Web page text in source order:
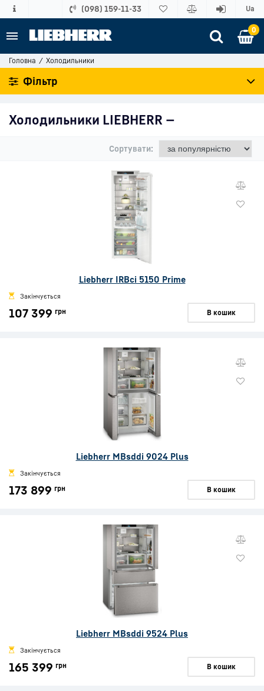
(098) 159-11-33 Ua
0
Головна Холодильники
Фільтр
Холодильники LIEBHERR —
Сортувати:
Liebherr IRBci 5150 Prime
Закінчується
107 399 грн В кошик
Liebherr MBsddi 9024 Plus
Закінчується
173 899 грн В кошик
Liebherr MBsddi 9524 Plus
Закінчується
165 399 грн В кошик